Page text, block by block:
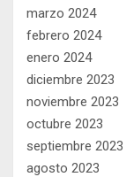
marzo 2024
febrero 2024
enero 2024
diciembre 2023
noviembre 2023
octubre 2023
septiembre 2023
agosto 2023